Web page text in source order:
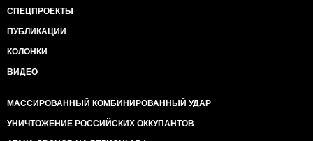
СПЕЦПРОЕКТЫ
ПУБЛИКАЦИИ
КОЛОНКИ
ВИДЕО
МАССИРОВАННЫЙ КОМБИНИРОВАННЫЙ УДАР
УНИЧТОЖЕНИЕ РОССИЙСКИХ ОККУПАНТОВ